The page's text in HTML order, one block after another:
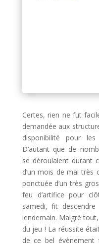
Certes, rien ne fut
demandée aux
disponibilité pour
D’autant que de
se déroulaient durant
d’un mois de mai très
ponctuée d’un très
feu d’artifice pour
samedi, fit
lendemain. Malgré
du jeu ! La réussite
de ce bel évènement